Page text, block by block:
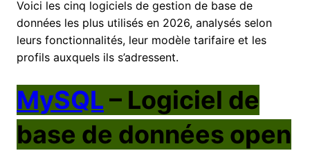
Voici les cinq logiciels de gestion de base de
données les plus utilisés en 2026, analysés selon
leurs fonctionnalités, leur modèle tarifaire et les
profils auxquels ils s’adressent.
MySQL – Logiciel de
base de données open